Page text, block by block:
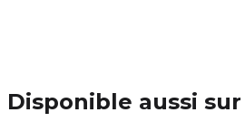
Disponible aussi